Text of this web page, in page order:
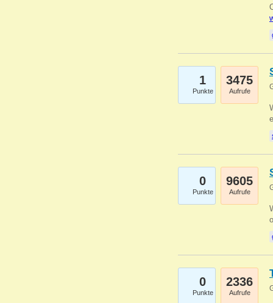
1
Punkte
3475
Aufrufe
0
Punkte
9605
Aufrufe
0
Punkte
2336
Aufrufe